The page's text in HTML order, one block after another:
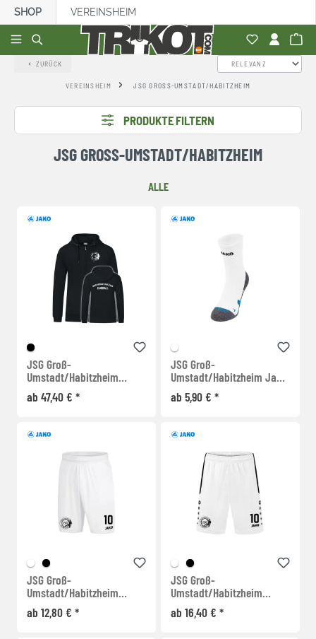
springen
SHOP VEREINSHEIM
ZURÜCK
VEREINSHEIM JSG GROSS-UMSTADT/HABITZHEIM
PRODUKTE FILTERN
JSG GROSS-UMSTADT/HABITZHEIM
ALLE
JSG Groß-
Umstadt/Habitzheim
Kapuzenjacke Organic
ab 47,40 € *
JSG Groß-
Umstadt/Habitzheim Jako
Socken
ab 5,90 € *
JSG Groß-
Umstadt/Habitzheim
Shorts Manchester
ab 12,80 € *
JSG Groß-
Umstadt/Habitzheim
Shorts Allround
ab 16,40 € *